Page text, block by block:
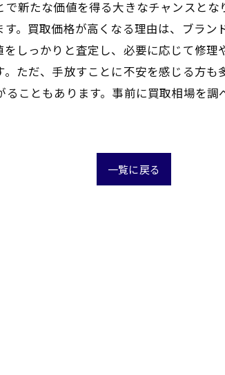
新たな価値を得る大きなチャンスと
。買取価格が高くなる理由は、ブラ
しっかりと査定し、必要に応じて修
ただ、手放すことに不安を感じる方
こともあります。事前に買取相場を
一覧に戻る